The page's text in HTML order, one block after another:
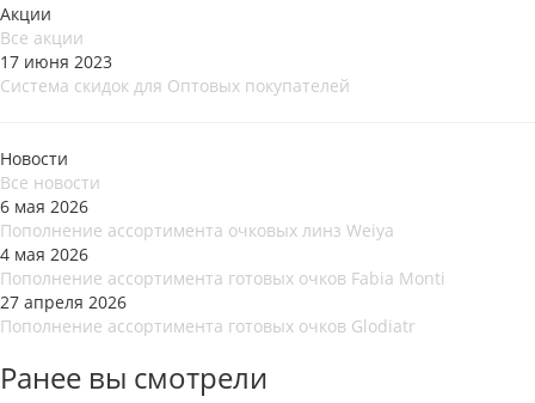
Акции
Все акции
17 июня 2023
Система скидок для Оптовых покупателей
Новости
Все новости
6 мая 2026
Пополнение ассортимента очковых линз Weiya
4 мая 2026
Пополнение ассортимента готовых очков Fabia Monti
27 апреля 2026
Пополнение ассортимента готовых очков Glodiatr
Ранее вы смотрели